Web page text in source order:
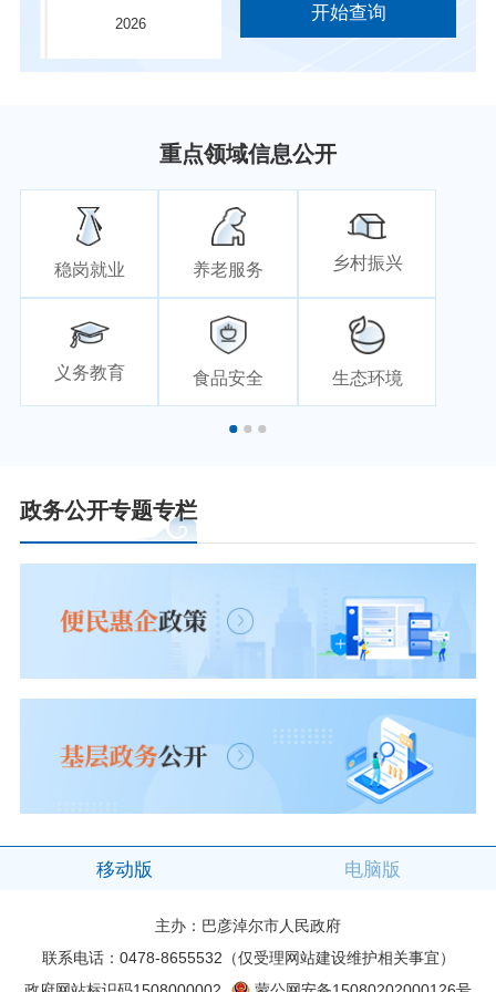
2026
开始查询
重点领域信息公开
稳岗就业 养老服务 乡村振兴
义务教育 食品安全 生态环境
政务公开专题专栏
移动版 电脑版
主办：巴彦淖尔市人民政府
联系电话：0478-8655532（仅受理网站建设维护相关事宜）